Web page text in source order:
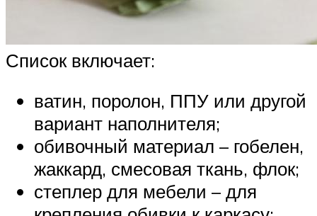
Список включает:
ватин, поролон, ППУ или другой
вариант наполнителя;
обивочный материал – гобелен,
жаккард, смесовая ткань, флок;
степлер для мебели – для